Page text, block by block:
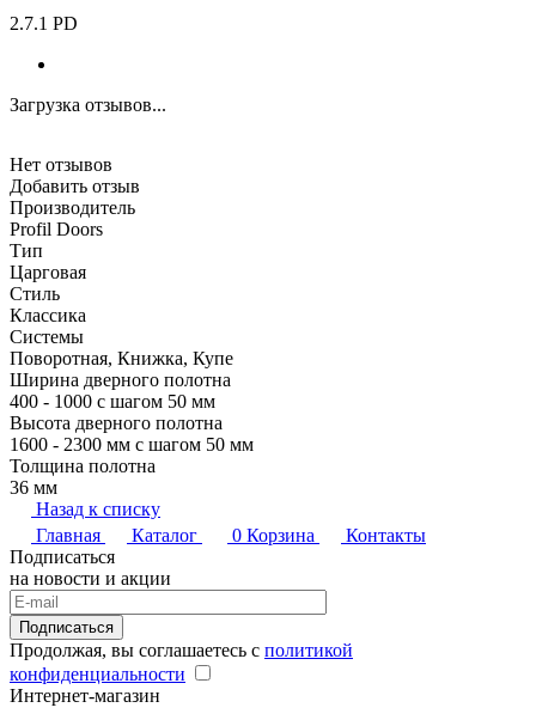
2.7.1 PD
Загрузка отзывов...
Нет отзывов
Добавить отзыв
Производитель
Profil Doors
Тип
Царговая
Стиль
Классика
Системы
Поворотная, Книжка, Купе
Ширина дверного полотна
400 - 1000 с шагом 50 мм
Высота дверного полотна
1600 - 2300 мм с шагом 50 мм
Толщина полотна
36 мм
Назад к списку
Главная
Каталог 0 Корзина
Контакты
Подписаться
на новости и акции
Подписаться
Продолжая, вы соглашаетесь с политикой
конфиденциальности
Интернет-магазин